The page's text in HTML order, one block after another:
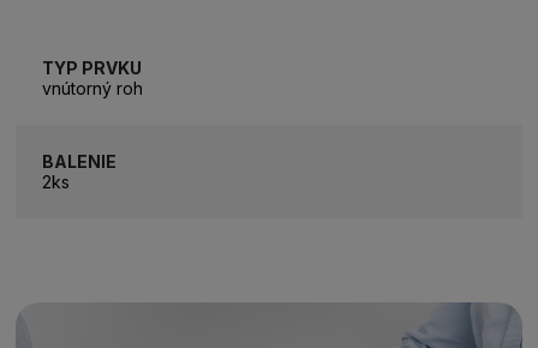
TYP PRVKU
vnútorný roh
BALENIE
2ks